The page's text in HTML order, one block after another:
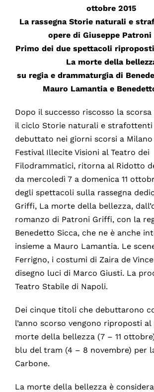
ottobre 2015
La rassegna Storie naturali e
opere di Giuseppe
Primo dei due spettacoli
La morte della
su regia e drammaturgia di
Mauro Lamantia e
Dopo il successo riscosso la
il ciclo Storie naturali e strafottenti
debuttato nei giorni scorsi a
Festival Illecite Visioni al Teatro dei
Filodrammatici, ritorna al Ridotto
da mercoledì 7 a domenica 11
degli spettacoli sulla rassegna
Griffi, La morte della bellezza,
romanzo di Patroni Griffi, con la
Benedetto Sicca, che ne è anche
insieme a Mauro Lamantia. Le
Ferrigno, i costumi di Zaira de
disegno luci di Marco Giusti. La
Teatro Stabile di Napoli.
Dei cinque titoli che debuttarono
l’anno scorso vengono riproposti
morte della bellezza (7 – 11
blu del tram (4 – 8 novembre) per
Carbone.
La morte della bellezza è